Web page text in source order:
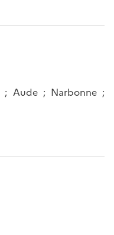
; Aude ; Narbonne ;